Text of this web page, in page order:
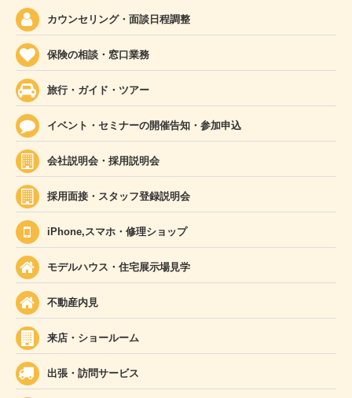
カウンセリング・面談日程調整
保険の相談・窓口業務
旅行・ガイド・ツアー
イベント・セミナーの開催告知・参加申込
会社説明会・採用説明会
採用面接・スタッフ登録説明会
iPhone,スマホ・修理ショップ
モデルハウス・住宅展示場見学
不動産内見
来店・ショールーム
出張・訪問サービス